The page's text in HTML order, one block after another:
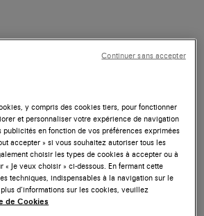
y compris des cookies tiers, pour fonctionner
et personnaliser votre expérience de navigation
publicités en fonction de vos préférences exprimées
accepter » si vous souhaitez autoriser tous les
choisir les types de cookies à accepter ou à
« Je veux choisir » ci-dessous. En fermant cette
techniques, indispensables à la navigation sur le
d’informations sur les cookies, veuillez
de Cookies
Continuer sans accepter